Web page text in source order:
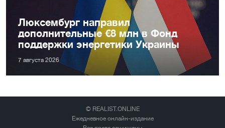
Люксембург направил
дополнительные €8 млн в Фонд
поддержки энергетики Украины
7 августа 2026
© REALIST.ONLINE
Ежедневное онлайн-издание